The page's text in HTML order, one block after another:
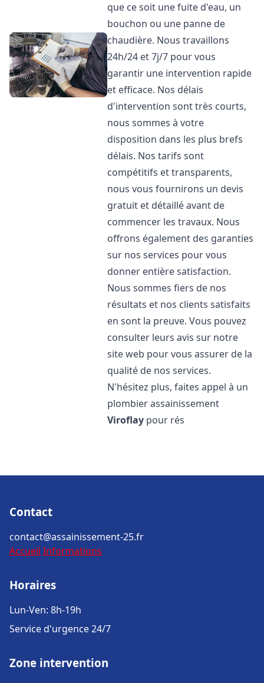
que ce soit une fuite d'eau, un
bouchon ou une panne de
chaudière. Nous travaillons
24h/24 et 7j/7 pour vous
garantir une intervention rapide
et efficace. Nos délais
d'intervention sont très courts,
nous sommes à votre
disposition dans les plus brefs
délais. Nos tarifs sont
compétitifs et transparents,
nous vous fournirons un devis
gratuit et détaillé avant de
commencer les travaux. Nous
offrons également des garanties
sur nos services pour vous
donner entière satisfaction.
Nous sommes fiers de nos
résultats et nos clients satisfaits
en sont la preuve. Vous pouvez
consulter leurs avis sur notre
site web pour vous assurer de la
qualité de nos services.
N'hésitez plus, faites appel à un
plombier assainissement
Viroflay pour rés
Contact
contact@assainissement-25.fr
Accueil Informations
Horaires
Lun-Ven: 8h-19h
Service d'urgence 24/7
Zone intervention